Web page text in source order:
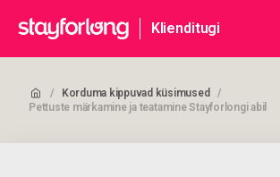
Klienditugi
/ Korduma kippuvad küsimused
/
Pettuste märkamine ja teatamine Stayforlongi abil